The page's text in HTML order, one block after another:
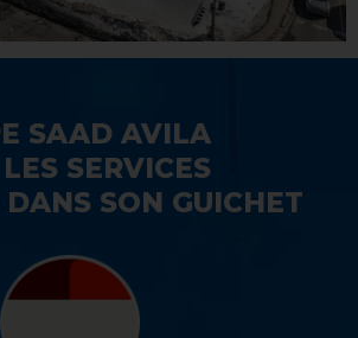
SAAD AVILA
SERVICES
SON GUICHET